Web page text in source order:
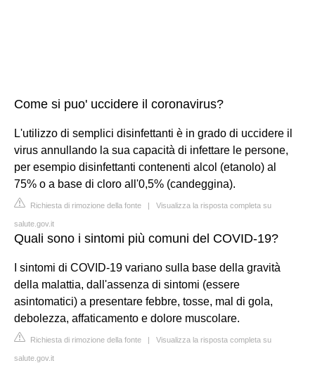
Come si puo' uccidere il coronavirus?
L'utilizzo di semplici disinfettanti è in grado di uccidere il
virus annullando la sua capacità di infettare le persone,
per esempio disinfettanti contenenti alcol (etanolo) al
75% o a base di cloro all'0,5% (candeggina).
Richiesta di rimozione della fonte | Visualizza la risposta completa su
salute.gov.it
Quali sono i sintomi più comuni del COVID-19?
I sintomi di COVID-19 variano sulla base della gravità
della malattia, dall'assenza di sintomi (essere
asintomatici) a presentare febbre, tosse, mal di gola,
debolezza, affaticamento e dolore muscolare.
Richiesta di rimozione della fonte | Visualizza la risposta completa su
salute.gov.it